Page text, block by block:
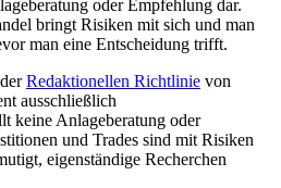
oder Empfehlung dar.
bringt Risiken mit sich und man
man eine Entscheidung trifft.
Redaktionellen Richtlinie von
ausschließlich
keine Anlageberatung oder
und Trades sind mit Risiken
eigenständige Recherchen